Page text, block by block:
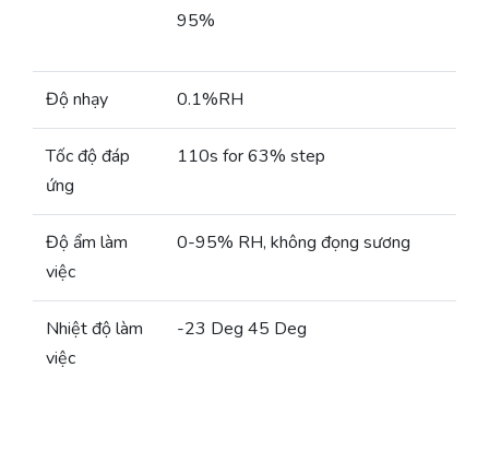
95%
Độ nhạy 0.1%RH
Tốc độ đáp
ứng
110s for 63% step
Độ ẩm làm
việc
0-95% RH, không đọng sương
Nhiệt độ làm
việc
-23 Deg 45 Deg